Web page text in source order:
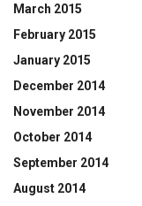
March 2015
February 2015
January 2015
December 2014
November 2014
October 2014
September 2014
August 2014